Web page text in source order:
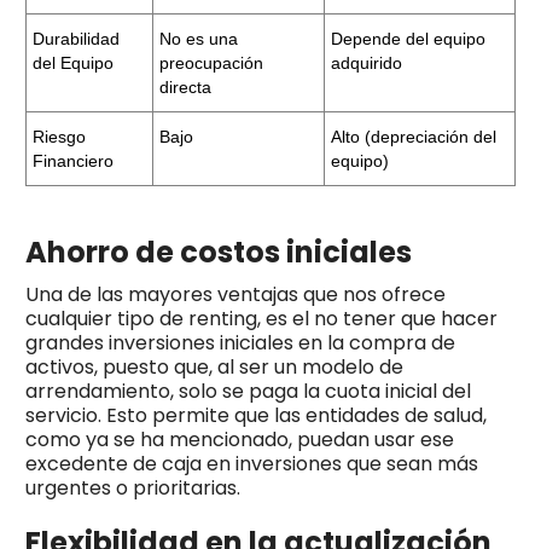
Durabilidad
del Equipo
No es una
preocupación
directa
Depende del equipo
adquirido
Riesgo
Financiero
Bajo
Alto (depreciación del
equipo)
Ahorro de costos iniciales
Una de las mayores ventajas que nos ofrece
cualquier tipo de renting, es el no tener que hacer
grandes inversiones iniciales en la compra de
activos, puesto que, al ser un modelo de
arrendamiento, solo se paga la cuota inicial del
servicio. Esto permite que las entidades de salud,
como ya se ha mencionado, puedan usar ese
excedente de caja en inversiones que sean más
urgentes o prioritarias.